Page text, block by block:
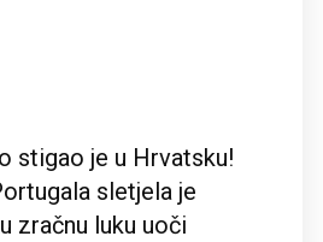
stigao je u Hrvatsku!
sletjela je
zračnu luku uoči